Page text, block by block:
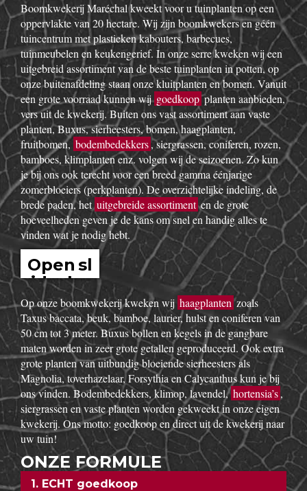
Boomkwekerij Maréchal kweekt voor u tuinplanten op een
oppervlakte van 20 hectare. Wij zijn boomkwekers en géén
tuincentrum met plastieken kabouters, barbecues,
tuinmeubelen en keukengerief. In onze serre kweken wij een
uitgebreid assortiment van de beste tuinplanten in potten, op
onze buitenafdeling staan onze kluitplanten en bomen. Vanuit
een grote voorraad kunnen wijgoedkoopplanten aanbieden,
vers uit de kwekerij. Buiten ons vast assortiment aan vaste
planten, Buxus, sierheesters, bomen, haagplanten,
fruitbomen, bodembedekkers, siergrassen, coniferen, rozen,
bamboes, klimplanten enz. volgen wij de seizoenen. Zo kun
je bij ons ook terecht voor een breed gamma éénjarige
zomerbloeiers (perkplanten). De overzichtelijke indeling, de
brede paden, hetuitgebreide assortimenten de grote
hoeveelheden geven je de kans om snel en handig alles te
vinden wat je nodig hebt.
Open sl
idesho
w
Op onze boomkwekerij kweken wij haagplantenzoals
Taxus baccata, beuk, bamboe, laurier, hulst en coniferen van
50 cm tot 3 meter. Buxus bollen en kegels in de gangbare
maten worden in zeer grote getallen geproduceerd. Ook extra
grote planten van uitbundig bloeiende sierheesters als
Magnolia, toverhazelaar, Forsythia en Calycanthus kun je bij
ons vinden. Bodembedekkers, klimop, lavendel,hortensia’s,
siergrassen en vaste planten worden gekweekt in onze eigen
kwekerij. Ons motto: goedkoop en direct uit de kwekerij naar
uw tuin!
ONZE FORMULE
1. ECHT goedkoop